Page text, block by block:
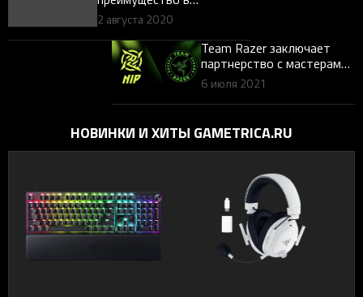
киберспорте — Razer
Blackshark V2
2 августа 2020
Team Razer заключает
партнерство с мастерами
киберспорта Ninjas in
6 июля 2021
НОВИНКИ И ХИТЫ GAMETRICA.RU